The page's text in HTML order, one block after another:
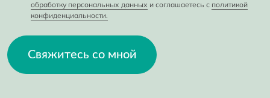
обработку персональных данных и соглашаетесь с политикой
конфиденциальности.
Свяжитесь со мной